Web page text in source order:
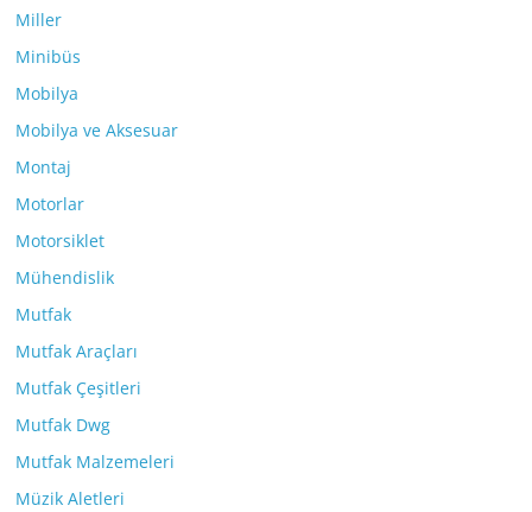
Miller
Minibüs
Mobilya
Mobilya ve Aksesuar
Montaj
Motorlar
Motorsiklet
Mühendislik
Mutfak
Mutfak Araçları
Mutfak Çeşitleri
Mutfak Dwg
Mutfak Malzemeleri
Müzik Aletleri